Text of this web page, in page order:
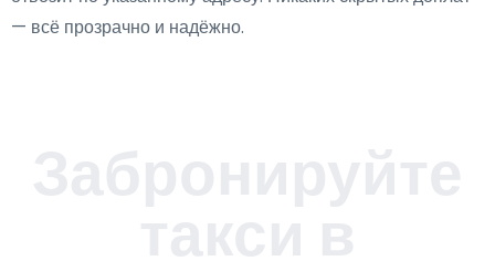
— всё прозрачно и надёжно.